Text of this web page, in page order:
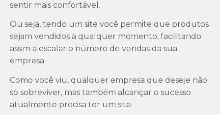
sentir mais confortável.
Ou seja, tendo um site você permite que produtos
sejam vendidos a qualquer momento, facilitando
assim a escalar o número de vendas da sua
empresa.
Como você viu, qualquer empresa que deseje não
só sobreviver, mas também alcançar o sucesso
atualmente precisa ter um site.